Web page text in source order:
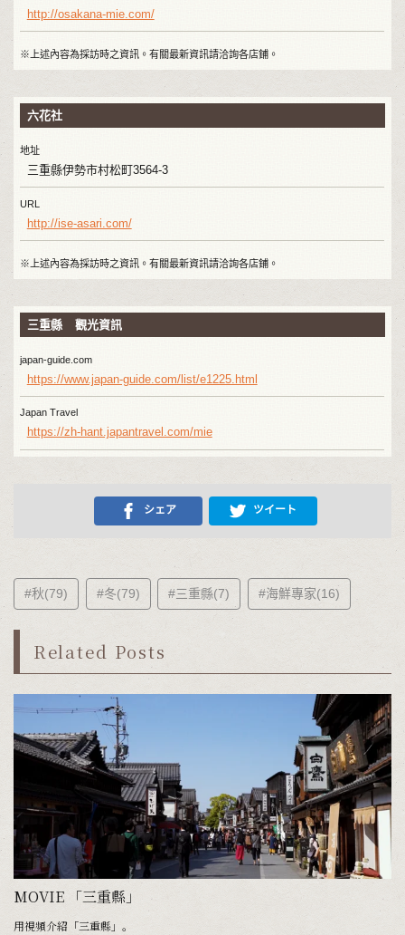
http://osakana-mie.com/
※上述內容為採訪時之資訊。有關最新資訊請洽詢各店鋪。
六花社
地址
三重縣伊勢市村松町3564-3
URL
http://ise-asari.com/
※上述內容為採訪時之資訊。有關最新資訊請洽詢各店鋪。
三重縣 觀光資訊
japan-guide.com
https://www.japan-guide.com/list/e1225.html
Japan Travel
https://zh-hant.japantravel.com/mie
シェア ツイート
#秋(79) #冬(79) #三重縣(7) #海鮮專家(16)
Related Posts
MOVIE 「三重縣」
用視頻介紹「三重縣」。